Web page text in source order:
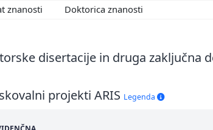
znanosti
Doktorica znanosti
disertacije in druga zaključna
projekti ARIS Legenda